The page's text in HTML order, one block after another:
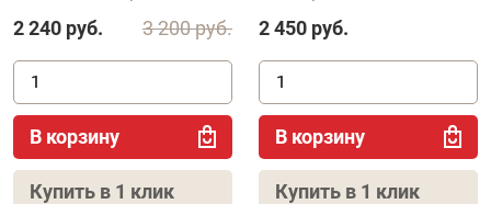
3 200руб.
2 240 руб.
В корзину
Купить в 1 клик
2 450 руб.
В корзину
Купить в 1 клик